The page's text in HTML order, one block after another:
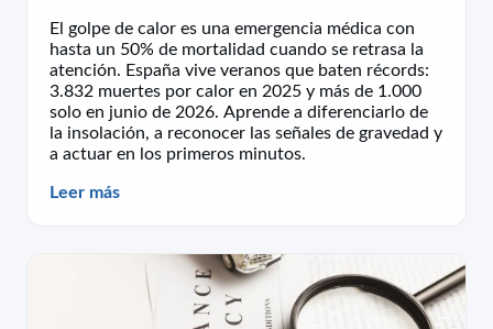
El golpe de calor es una emergencia médica con
hasta un 50% de mortalidad cuando se retrasa la
atención. España vive veranos que baten récords:
3.832 muertes por calor en 2025 y más de 1.000
solo en junio de 2026. Aprende a diferenciarlo de
la insolación, a reconocer las señales de gravedad y
a actuar en los primeros minutos.
Leer más